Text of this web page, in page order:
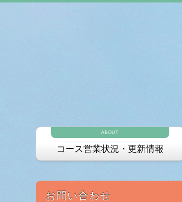
ABOUT
コース営業状況・更新情報
お問い合わせ